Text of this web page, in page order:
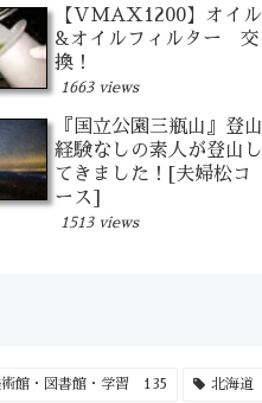
【VMAX1200】オイル
&オイルフィルター 交
換！
1663 views
『国立公園三瓶山』登山
経験なしの素人が登山し
てきました！[夫婦松コ
ース]
1513 views
館・図書館・学習 135 北海道